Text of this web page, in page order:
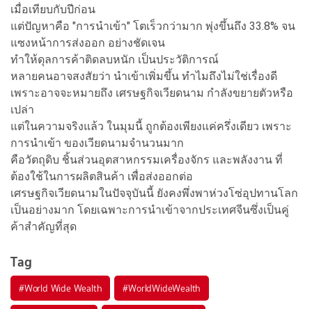
เมื่อเทียบกับปีก่อน
แต่ปัญหาคือ "การนำเข้า" โตเร็วกว่ามาก พุ่งขึ้นถึง 33.8% จน
แซงหน้าการส่งออก อย่างชัดเจน
ทำให้ดุลการค้าติดลบหนัก เป็นประวัติการณ์
หลายคนอาจสงสัยว่า นำเข้าเพิ่มขึ้น ทำไมถึงไม่ใช่เรื่องดี
เพราะอาจจะหมายถึง เศรษฐกิจเวียดนาม กำลังขยายตัวหรือ
เปล่า
แต่ในความจริงแล้ว ในมุมนี้ ถูกต้องเพียงแค่ครึ่งเดียว เพราะ
การนำเข้า ของเวียดนามจำนวนมาก
คือวัตถุดิบ ชิ้นส่วนอุตสาหกรรมเครื่องจักร และพลังงาน ที่
ต้องใช้ในการผลิตสินค้า เพื่อส่งออกต่อ
เศรษฐกิจเวียดนามในปัจจุบันนี้ ยังคงพึ่งพาห่วงโซ่อุปทานโลก
เป็นอย่างมาก โดยเฉพาะการนำเข้าจากประเทศจีนซึ่งเป็นคู่
ค้าสำคัญที่สุด
Tag
#World Wide Wealth #WorldWideWealth